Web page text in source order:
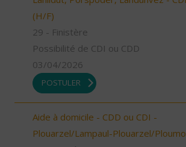
(H/F)
29 - Finistère
Possibilité de CDI ou CDD
03/04/2026
POSTULER
Aide à domicile - CDD ou CDI -
Plouarzel/Lampaul-Plouarzel/